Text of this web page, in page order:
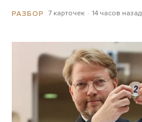
РАЗБОР 7 карточек 14 часов назад